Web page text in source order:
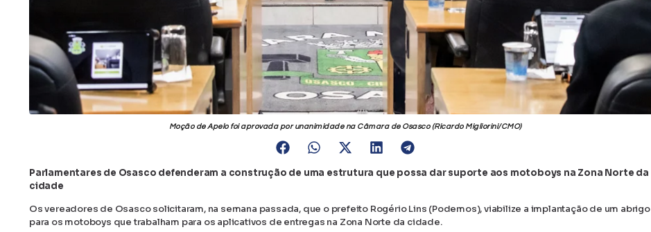
Moção de Apelo foi aprovada por unanimidade na Câmara de Osasco (Ricardo Migliorini/CMO)
Parlamentares de Osasco defenderam a construção de uma estrutura que possa dar suporte aos motoboys na Zona Norte da
cidade
Os vereadores de Osasco solicitaram, na semana passada, que o prefeito Rogério Lins (Podemos), viabilize a implantação de um abrigo
para os motoboys que trabalham para os aplicativos de entregas na Zona Norte da cidade.